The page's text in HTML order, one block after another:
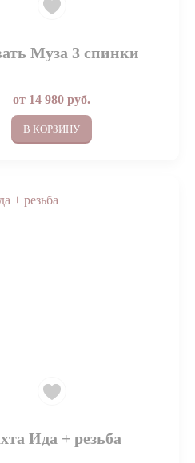
Муза 3 спинки
от 14 980 руб.
В КОРЗИНУ
Ида + резьба